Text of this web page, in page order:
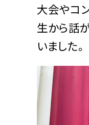
大会やコ
生から話
いました。